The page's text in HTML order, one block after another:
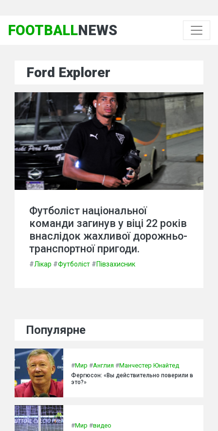
FOOTBALLNEWS
Ford Explorer
Футболіст національної
команди загинув у віці 22 років
внаслідок жахливої дорожньо-
транспортної пригоди.
#Лікар #Футболіст #Півзахисник
Популярне
#Мир #Англия #Манчестер Юнайтед
Фергюсон: «Вы действительно поверили в
это?»
#Мир #видео